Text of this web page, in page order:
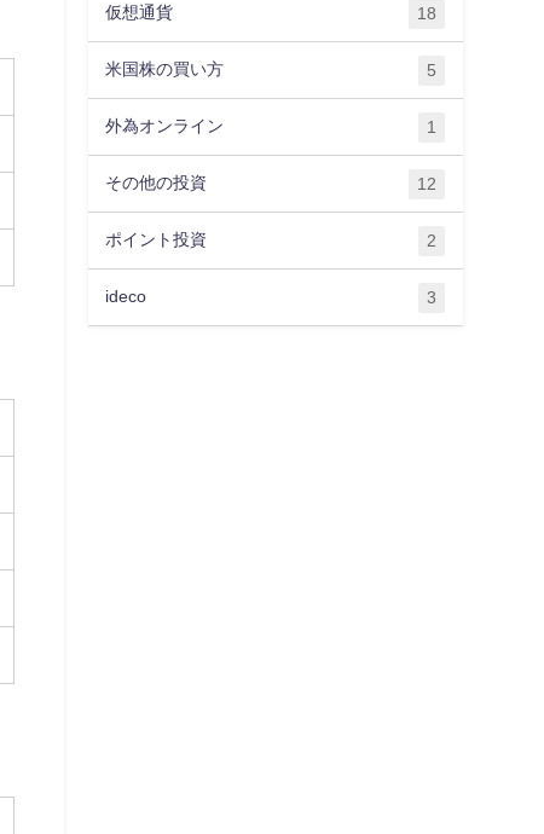
仮想通貨 18
米国株の買い方 5
外為オンライン 1
その他の投資 12
ポイント投資 2
ideco 3